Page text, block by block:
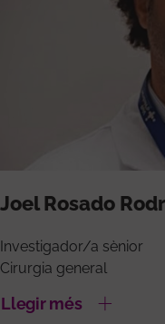
Joel Rosado
Investigador/a sènior
Cirurgia general
Llegir més